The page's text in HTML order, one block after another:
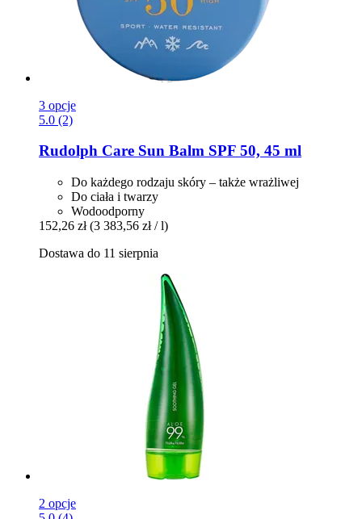
3 opcje
5.0 (2)
Rudolph Care Sun Balm SPF 50, 45 ml
Do każdego rodzaju skóry – także wrażliwej
Do ciała i twarzy
Wodoodporny
152,26 zł (3 383,56 zł / l)
Dostawa do 11 sierpnia
2 opcje